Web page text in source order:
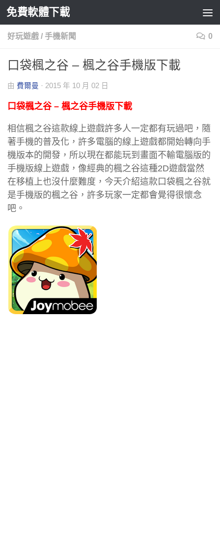
Skip to content
免費軟體下載
好玩遊戲 / 手機新聞 0
口袋楓之谷 – 楓之谷手機版下載
由 費爾曼 · 2015 年 10 月 02 日
口袋楓之谷 – 楓之谷手機版下載
相信楓之谷這款線上遊戲許多人一定都有玩過吧，隨
著手機的普及化，許多電腦的線上遊戲都開始轉向手
機版本的開發，所以現在都能玩到畫面不輸電腦版的
手機版線上遊戲，像經典的楓之谷這種2D遊戲當然
在移植上也沒什麼難度，今天介紹這款口袋楓之谷就
是手機版的楓之谷，許多玩家一定都會覺得很懷念
吧。